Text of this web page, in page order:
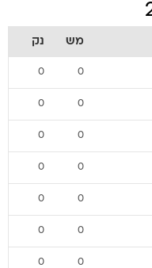
מש נק
0
0
0
0
0
0
0
0
0
0
0
0
0
0